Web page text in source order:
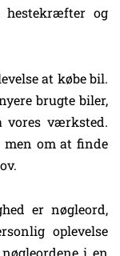
og
at købe bil.
brugte biler,
vores værksted.
om at finde
er nøgleord,
oplevelse
i en